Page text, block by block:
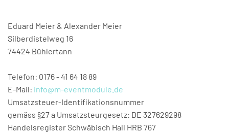
Eduard Meier & Alexander Meier
Silberdistelweg 16
74424 Bühlertann
Telefon: 0176 - 41 64 18 89
E-Mail: info@m-eventmodule.de
Umsatzsteuer-Identifikationsnummer
gemäss §27 a Umsatzsteurgesetz: DE 327629298
Handelsregister Schwäbisch Hall HRB 767